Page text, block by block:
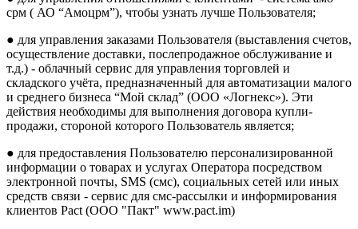
срм ( АО “Амоцрм”), чтобы узнать лучше Пользователя;
● для управления заказами Пользователя (выставления счетов,
осуществление доставки, послепродажное обслуживание и
т.д.) - облачный сервис для управления торговлей и
складского учёта, предназначенный для автоматизации малого
и среднего бизнеса “Мой склад” (ООО «Логнекс»). Эти
действия необходимы для выполнения договора купли-
продажи, стороной которого Пользователь является;
● для предоставления Пользователю персонализированной
информации о товарах и услугах Оператора посредством
электронной почты, SMS (cмc), социальных сетей или иных
средств связи - сервис для смс-рассылки и информирования
клиентов Pact (ООО "Пакт" www.pact.im)